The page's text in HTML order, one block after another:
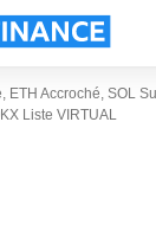
ETH Accroché, SOL
Liste VIRTUAL